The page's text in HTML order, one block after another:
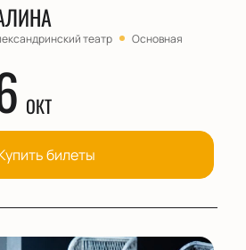
театр
Основная
ОКТ
билеты